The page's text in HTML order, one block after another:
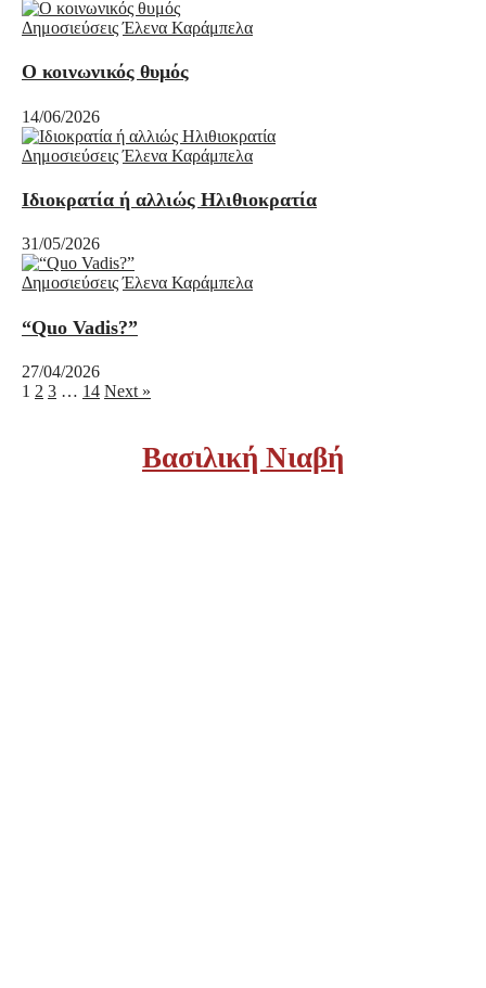
Δημοσιεύσεις Έλενα Καράμπελα
Ο κοινωνικός θυμός
14/06/2026
Δημοσιεύσεις Έλενα Καράμπελα
Ιδιοκρατία ή αλλιώς Ηλιθιοκρατία
31/05/2026
Δημοσιεύσεις Έλενα Καράμπελα
“Quo Vadis?”
27/04/2026
1 2 3 … 14 Next »
Βασιλική Νιαβή